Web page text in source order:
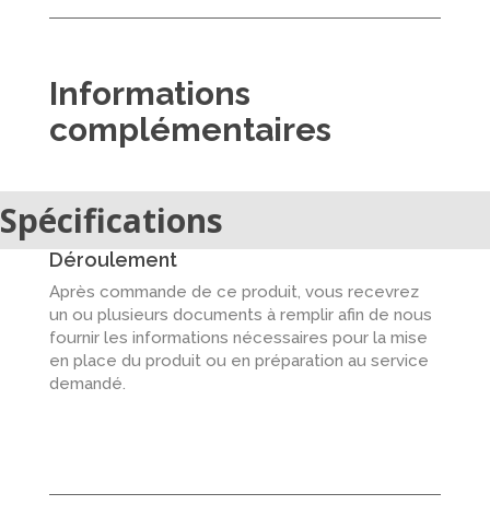
Informations
complémentaires
Spécifications
Déroulement
Après commande de ce produit, vous recevrez
un ou plusieurs documents à remplir afin de nous
fournir les informations nécessaires pour la mise
en place du produit ou en préparation au service
demandé.